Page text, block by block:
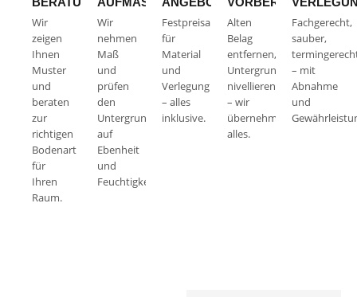
Wir
zeigen
Ihnen
Muster
und
beraten
zur
richtigen
Bodenart
für
Ihren
Raum.
Wir
nehmen
Maß
und
prüfen
den
Untergrund
auf
Ebenheit
und
Feuchtigkeit.
Festpreisangebot
für
Material
und
Verlegung
– alles
inklusive.
Alten
Belag
entfernen,
Untergrund
nivellieren
– wir
übernehmen
alles.
Fachgerecht,
sauber,
– mit
Abnahme
und